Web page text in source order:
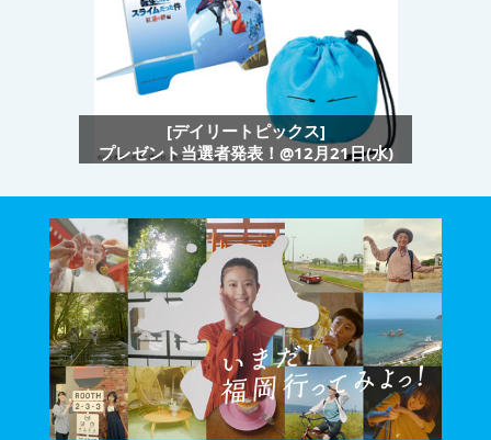
[デイリートピックス]
プレゼント当選者発表！@12月21日(水)